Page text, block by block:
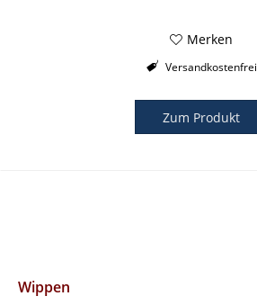
Merken
Versandkostenfrei
Zum Produkt
Wippen